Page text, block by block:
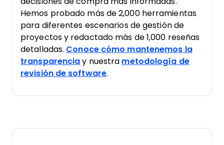
Hemos probado más de 2,000 herramientas
para diferentes escenarios de gestión de
proyectos y redactado más de 1,000 reseñas
detalladas. Conoce cómo mantenemos la
transparencia y nuestra metodología de
revisión de software.